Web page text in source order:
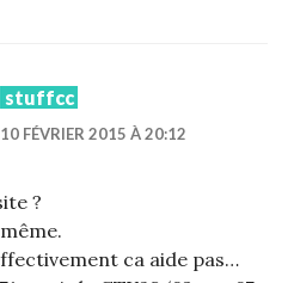
stuffcc
10 FÉVRIER 2015 À 20:12
?
ca aide pas…